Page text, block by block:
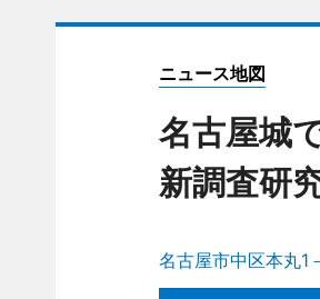
ニュース地図
名古屋城
新調査研
名古屋市中区本丸1